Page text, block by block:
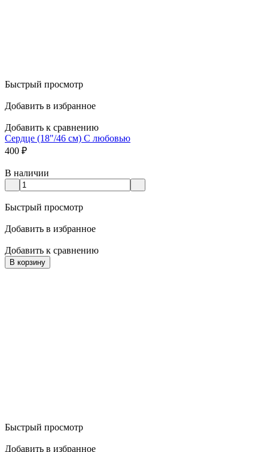
Быстрый просмотр
Добавить в избранное
Добавить к сравнению
Сердце (18"/46 см) С любовью
400 ₽
В наличии
Быстрый просмотр
Добавить в избранное
Добавить к сравнению
В корзину
Быстрый просмотр
Добавить в избранное